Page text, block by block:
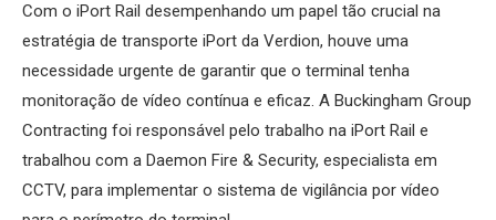
Com o iPort Rail desempenhando um papel tão crucial na
estratégia de transporte iPort da Verdion, houve uma
necessidade urgente de garantir que o terminal tenha
monitoração de vídeo contínua e eficaz. A Buckingham Group
Contracting foi responsável pelo trabalho na iPort Rail e
trabalhou com a Daemon Fire & Security, especialista em
CCTV, para implementar o sistema de vigilância por vídeo